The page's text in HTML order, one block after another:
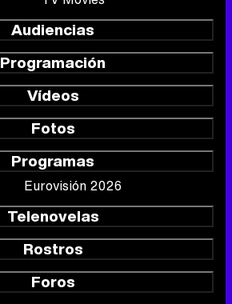
Audiencias
Programación
Vídeos
Fotos
Programas
Eurovisión 2026
Telenovelas
Rostros
Foros